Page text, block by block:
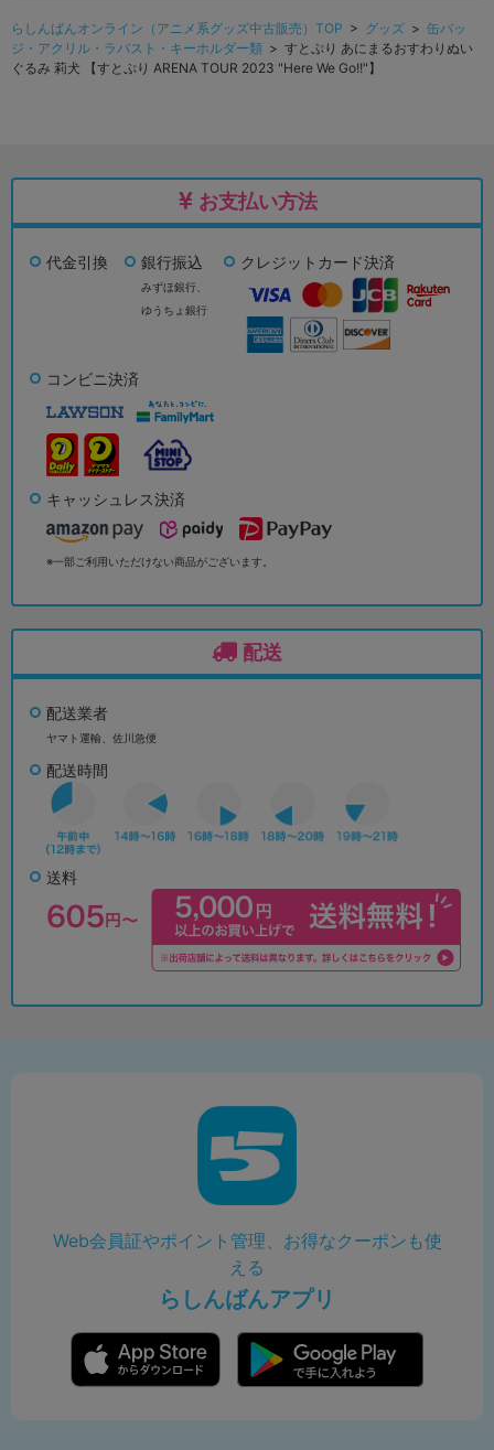
らしんばんオンライン（アニメ系グッズ中古販売）TOP > グッズ > 缶バッ
ジ・アクリル・ラバスト・キーホルダー類 > すとぷり あにまるおすわりぬい
ぐるみ 莉犬 【すとぷり ARENA TOUR 2023 "Here We Go!!"】
お支払い方法
代金引換 銀行振込
みずほ銀行、
ゆうちょ銀行
クレジットカード決済
コンビニ決済
キャッシュレス決済
※一部ご利用いただけない商品がございます。
配送
配送業者
ヤマト運輸、佐川急便
配送時間
送料
Web会員証やポイント管理、お得なクーポンも使
える
らしんばんアプリ